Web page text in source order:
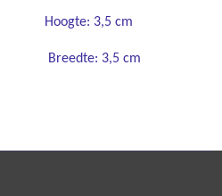
Hoogte: 3,5 cm
Breedte: 3,5 cm